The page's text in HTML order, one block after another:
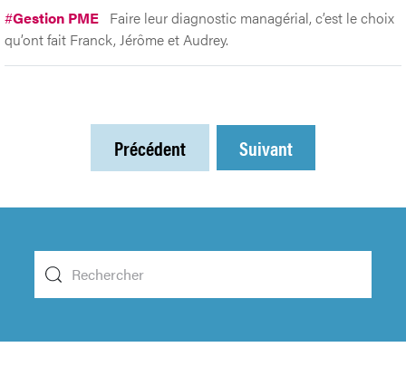
#Gestion PME Faire leur diagnostic managérial, c’est le choix
qu’ont fait Franck, Jérôme et Audrey.
Précédent Suivant